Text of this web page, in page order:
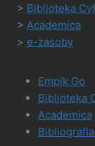
> Biblioteka
> Academica
> e-zasoby
Empik Go
Biblioteka
Academica